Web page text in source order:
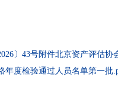
〕43号附件北京资产评估协
年度检验通过人员名单第一批